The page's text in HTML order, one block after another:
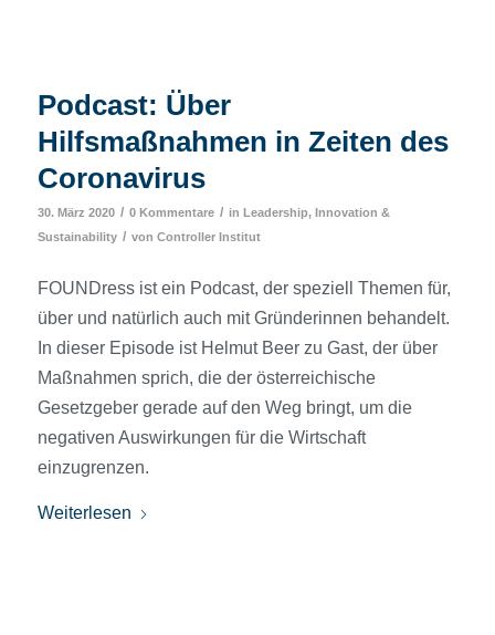
Podcast: Über
Hilfsmaßnahmen in Zeiten des
Coronavirus
30. März 2020 / 0 Kommentare / in
Leadership, Innovation &
Sustainability / von Controller Institut
FOUNDress ist ein Podcast, der speziell Themen für,
über und natürlich auch mit Gründerinnen behandelt.
In dieser Episode ist Helmut Beer zu Gast, der über
Maßnahmen sprich, die der österreichische
Gesetzgeber gerade auf den Weg bringt, um die
negativen Auswirkungen für die Wirtschaft
einzugrenzen.
Weiterlesen